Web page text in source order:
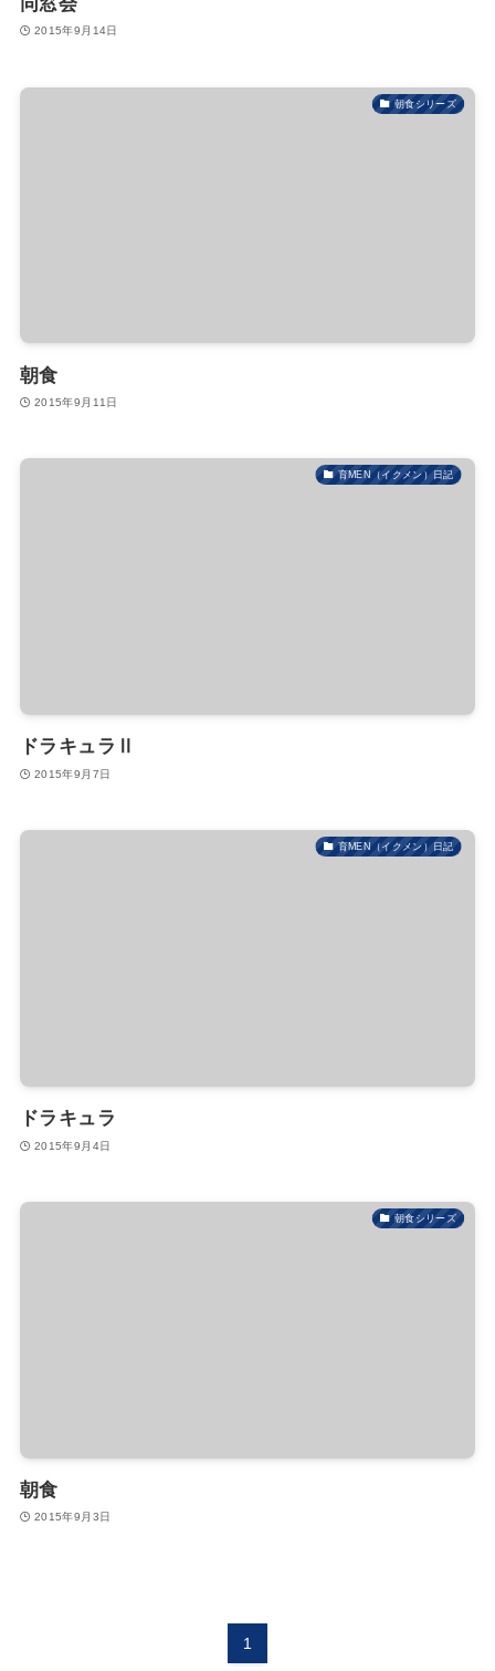
2015年9月14日
朝食シリーズ
朝食
2015年9月11日
育MEN（イクメン）日記
ドラキュラⅡ
2015年9月7日
育MEN（イクメン）日記
ドラキュラ
2015年9月4日
朝食シリーズ
朝食
2015年9月3日
1